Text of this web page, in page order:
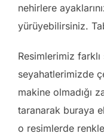
nehirlere
yürüyebilirsiniz.
Resimlerimiz
seyahatlerimizde
makine olmadığı
taranarak buraya
o resimlerde